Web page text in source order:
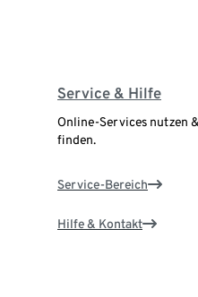
Service & Hilfe
Online-Services nutzen
finden.
Service-Bereich
Hilfe & Kontakt